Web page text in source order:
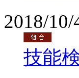
2018/10/
技能